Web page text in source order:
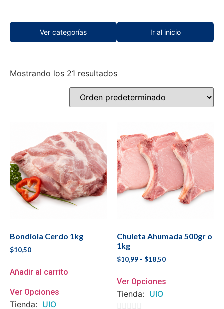
Ver categorías Ir al inicio
Mostrando los 21 resultados
Bondiola Cerdo 1kg
$10,50
Añadir al carrito
Ver Opciones
Tienda: UIO
Chuleta Ahumada 500gr o
1kg
$10,99 - $18,50
Ver Opciones
Tienda: UIO